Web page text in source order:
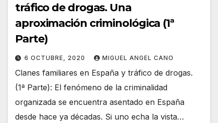
tráfico de drogas. Una
aproximación criminológica (1ª
Parte)
6 OCTUBRE, 2020 MIGUEL ANGEL CANO
Clanes familiares en España y tráfico de drogas.
(1ª Parte): El fenómeno de la criminalidad
organizada se encuentra asentado en España
desde hace ya décadas. Si uno echa la vista…